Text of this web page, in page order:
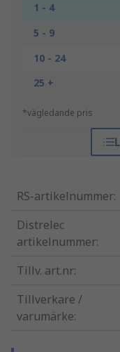
1 - 4
5 - 9
10 - 24
25 +
*vägledande pris
RS-artikelnummer:
Distrelec
artikelnummer:
Tillv. art.nr:
Tillverkare /
varumärke: